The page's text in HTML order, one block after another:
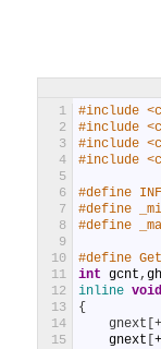
1
2
3
4
5
6
7
8
9
10
11
12
13
14
15
#include
#include
#include
#include
#define
#define
#define
#define
int
gcnt ,
inline void
{
gnext [